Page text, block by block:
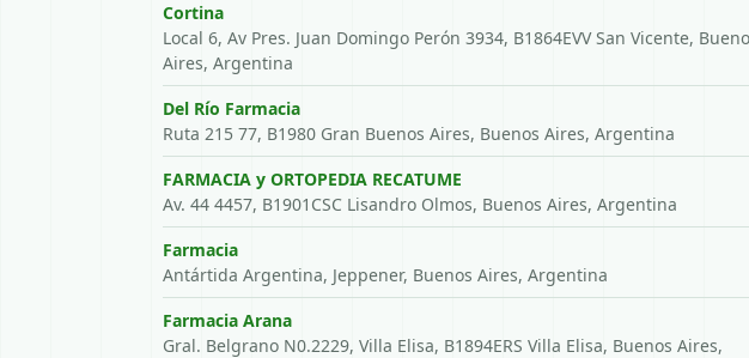
Cortina
Local 6, Av Pres. Juan Domingo Perón 3934, B1864EVV San Vicente,
Aires, Argentina
Del Río Farmacia
Ruta 215 77, B1980 Gran Buenos Aires, Buenos Aires, Argentina
FARMACIA y ORTOPEDIA RECATUME
Av. 44 4457, B1901CSC Lisandro Olmos, Buenos Aires, Argentina
Farmacia
Antártida Argentina, Jeppener, Buenos Aires, Argentina
Farmacia Arana
Gral. Belgrano N0.2229, Villa Elisa, B1894ERS Villa Elisa, Buenos Aires,